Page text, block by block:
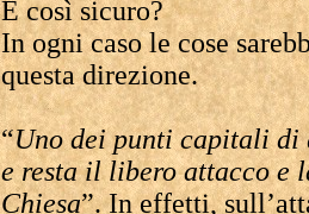
È così sicuro?
In ogni caso le cose
questa direzione.
“Uno dei punti capitali di
e resta il libero attacco e
Chiesa”. In effetti,